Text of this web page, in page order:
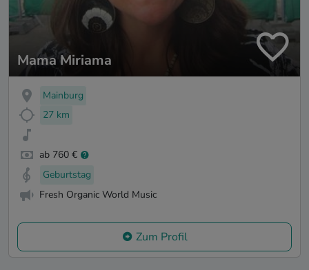
Mama Miriama
Mainburg
27 km
ab 760 €
Geburtstag
Fresh Organic World Music
Zum Profil